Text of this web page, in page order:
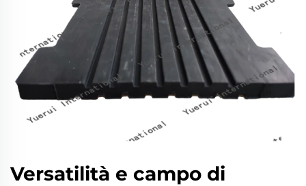
Versatilità e campo di